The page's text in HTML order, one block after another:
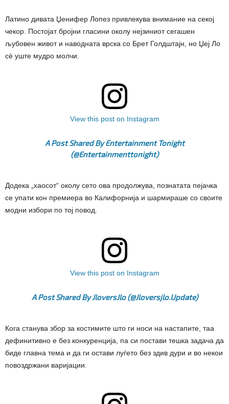
Латино дивата Џенифер Лопез привлекува внимание на секој
чекор. Постојат бројни гласини околу нејзиниот сегашен
љубовен живот и наводната врска со Брет Голдштајн, но Џеј Ло
сè уште мудро молчи.
View this post on Instagram
A Post Shared By Entertainment Tonight
(@entertainmenttonight)
Додека „хаосот“ околу сето ова продолжува, познатата пејачка
се упати кон премиера во Калифорнија и шармираше со своите
модни избори по тој повод.
View this post on Instagram
A Post Shared By JloversJlo (@jloversjlo.update)
Кога станува збор за костимите што ги носи на настапите, таа
дефинитивно е без конкуренција, па си постави тешка задача да
биде главна тема и да ги остави луѓето без здив дури и во некои
повоздржани варијации.